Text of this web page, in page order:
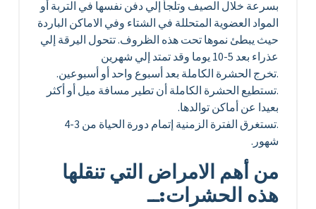
بسرعة خلال الصيف وتلجأ إلي دفن نفسها في التربة أو
المواد العضوية المتحللة في الشتاء وفي الاماكن الباردة
حيث يبطئ نموها تحت هذه الظروف. تتحول اليرقة إلي
عذراء بعد 5-10 يوما وقد تمتد إلي شهرين
.تخرج الحشرة الكاملة بعد أسبوع واحد أو أسبوعين.
.تستطيع الحشرة الكاملة أن تطير مسافة ميل أو أكثر
بعيدا عن أماكن توالدها.
.تستغرق الفترة الزمنية إتمام دورة الحياة من 3-4
شهور.
من أهم الامراض التي تنقلها
هذه الحشرات:ــ